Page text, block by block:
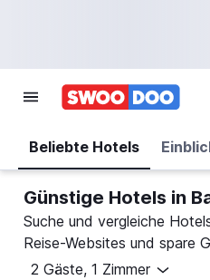
Beliebte Hotels
Günstige Hotels in
Suche und vergleiche
Reise-Websites und spare
2 Gäste, 1 Zimmer